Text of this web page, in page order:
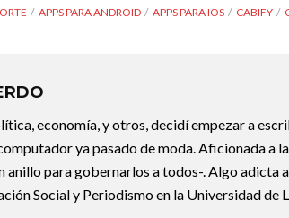
APPS PARA ANDROID APPS PARA IOS CABIFY
economía, y otros, decidí empezar a
ya pasado de moda. Aficionada a
anillo para gobernarlos a todos-. Algo adicta
Social y Periodismo en la Universidad de